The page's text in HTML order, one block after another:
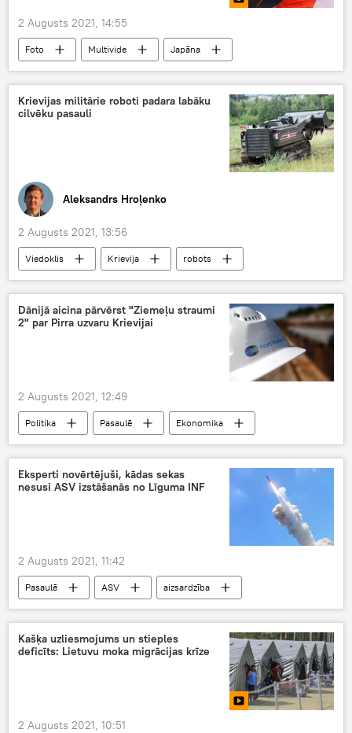
2 Augusts 2021, 14:55
Foto Multivide
Japāna
Olimpiskās spēles
Krievijas militārie roboti padara labāku
cilvēku pasauli
Aleksandrs Hroļenko
2 Augusts 2021, 13:56
Viedoklis Krievija
robots
drons
bruņotie spēki
Dānijā aicina pārvērst "Ziemeļu straumi
2" par Pirra uzvaru Krievijai
2 Augusts 2021, 12:49
Politika Pasaulē
Ekonomika
Krievija
Dānija
Ziemeļu straume 2
ģeopolitika
Eksperti novērtējuši, kādas sekas
nesusi ASV izstāšanās no Līguma INF
2 Augusts 2021, 11:42
Pasaulē ASV
aizsardzība
drošība
INF līgums ģeopolitika
Kašķa uzliesmojums un stieples
deficīts: Lietuvu moka migrācijas krīze
2 Augusts 2021, 10:51